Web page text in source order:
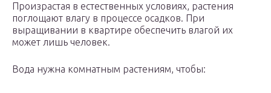
Произрастая в естественных условиях, растения
поглощают влагу в процессе осадков. При
выращивании в квартире обеспечить влагой их
может лишь человек.
Вода нужна комнатным растениям, чтобы: